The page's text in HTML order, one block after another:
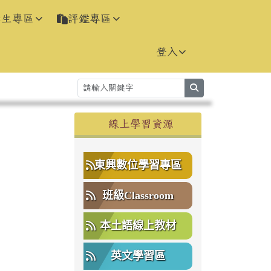
專區 評鑑專區
登入
右邊區域內容
線上學習資源
東興數位學習專區
班級Classroom
本土語線上教材
英文學習區